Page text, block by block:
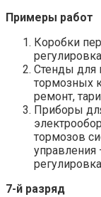
Примеры работ
Коробки
Стенды для
тормозных
ремонт,
Приборы
тормозов
управления
7-й разряд